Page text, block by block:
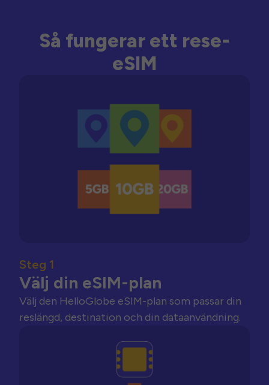
Så fungerar ett rese-
eSIM
Steg 1
Välj din eSIM-plan
Välj den HelloGlobe eSIM-plan som passar din
reslängd, destination och din dataanvändning.